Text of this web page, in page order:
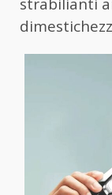
strabilianti